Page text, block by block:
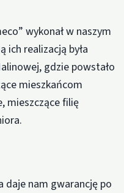
wykonał w naszym
ich realizacją była
gdzie powstało
mieszkańcom
mieszczące filię
daje nam gwarancję po